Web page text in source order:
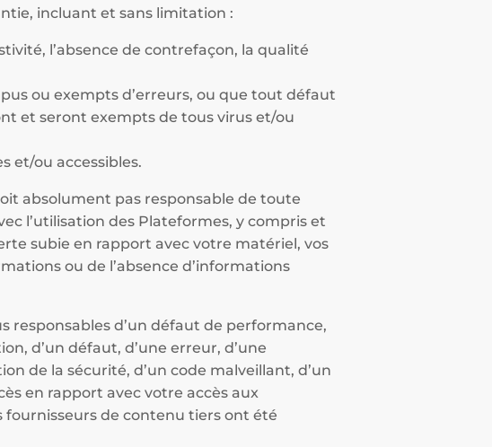
incluant et sans limitation :
l’absence de contrefaçon, la qualité
ou exempts d’erreurs, ou que tout défaut
et seront exempts de tous virus et/ou
et/ou accessibles.
absolument pas responsable de toute
l’utilisation des Plateformes, y compris et
subie en rapport avec votre matériel, vos
ou de l’absence d’informations
responsables d’un défaut de performance,
d’un défaut, d’une erreur, d’une
de la sécurité, d’un code malveillant, d’un
en rapport avec votre accès aux
fournisseurs de contenu tiers ont été